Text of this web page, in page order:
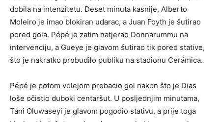
dobila na intenzitetu. Deset minuta kasnije, Alberto
Moleiro je imao blokiran udarac, a Juan Foyth je šutirao
pored gola. Pépé je zatim natjerao Donnarummu na
intervenciju, a Gueye je glavom šutirao tik pored stative,
što je nakratko probudilo publiku na stadionu Cerámica.
Pépé je potom volejom prebacio gol nakon što je Dias
loše očistio duboki centaršut. U posljednjim minutama,
Tani Oluwaseyi je glavom pogodio stativu, a prije toga